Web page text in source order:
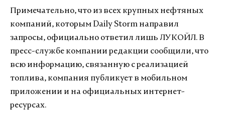
Примечательно, что из всех крупных нефтяных
компаний, которым Daily Storm направил
запросы, официально ответил лишь ЛУКОЙЛ. В
пресс-службе компании редакции сообщили, что
всю информацию, связанную с реализацией
топлива, компания публикует в мобильном
приложении и на официальных интернет-
ресурсах.